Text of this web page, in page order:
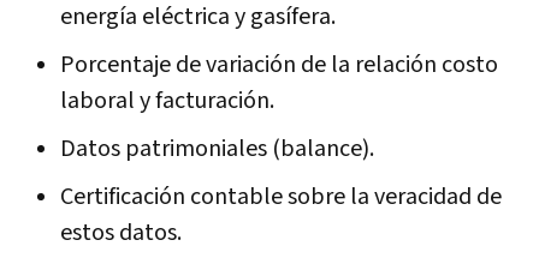
energía eléctrica y gasífera.
Porcentaje de variación de la relación costo
laboral y facturación.
Datos patrimoniales (balance).
Certificación contable sobre la veracidad de
estos datos.